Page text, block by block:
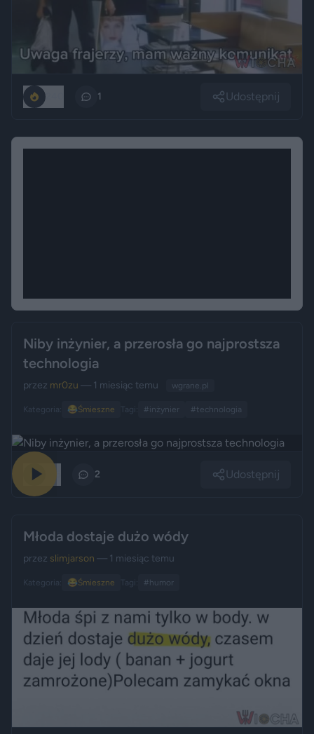
1 Udostępnij
Niby inżynier, a przerosła go najprostsza
technologia
przez mr0zu — 1 miesiąc temu wgrane.pl
Kategoria: 😂Śmieszne Tagi: #inżynier #technologia
2 Udostępnij
Młoda dostaje dużo wódy
przez slimjarson — 1 miesiąc temu
Kategoria: 😂Śmieszne Tagi: #humor